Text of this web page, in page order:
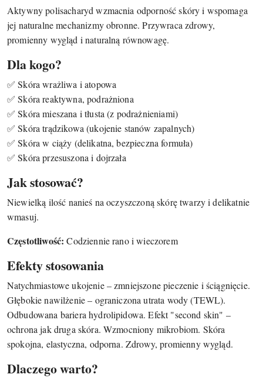
Aktywny polisacharyd wzmacnia odporność skóry i wspomaga
jej naturalne mechanizmy obronne. Przywraca zdrowy,
promienny wygląd i naturalną równowagę.
Dla kogo?
✅ Skóra wrażliwa i atopowa
✅ Skóra reaktywna, podrażniona
✅ Skóra mieszana i tłusta (z podrażnieniami)
✅ Skóra trądzikowa (ukojenie stanów zapalnych)
✅ Skóra w ciąży (delikatna, bezpieczna formuła)
✅ Skóra przesuszona i dojrzała
Jak stosować?
Niewielką ilość nanieś na oczyszczoną skórę twarzy i delikatnie
wmasuj.
Częstotliwość: Codziennie rano i wieczorem
Efekty stosowania
Natychmiastowe ukojenie – zmniejszone pieczenie i ściągnięcie.
Głębokie nawilżenie – ograniczona utrata wody (TEWL).
Odbudowana bariera hydrolipidowa. Efekt "second skin" –
ochrona jak druga skóra. Wzmocniony mikrobiom. Skóra
spokojna, elastyczna, odporna. Zdrowy, promienny wygląd.
Dlaczego warto?